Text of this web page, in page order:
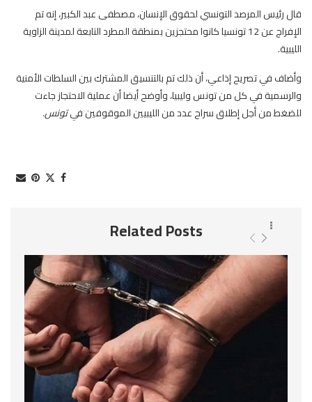
قال رئيس المرصد التونسي لحقوق الإنسان، مصطفى عبد الكبير، إنه تم
الإفراج عن 12 تونسيا كانوا محتجزين بمنطقة المطرد التابعة لمدينة الزاوية
الليبية.
وأضاف في تصريح إذاعي، أن ذلك تم بالتنسيق المشترك بين السلطات الأمنية
والرسمية في كل من تونس وليبيا، وأوضح أيضا أن عملية الاحتجاز جاءت
للضغط من أجل إطلاق سراح عدد من الليبيين الموقوفين فيتونس.
Related Posts